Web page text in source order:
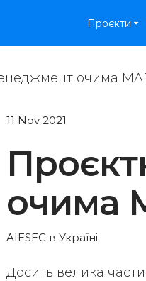
Проєкти
11 Nov 2021
очима
AIESEC в Україні
Досить велика